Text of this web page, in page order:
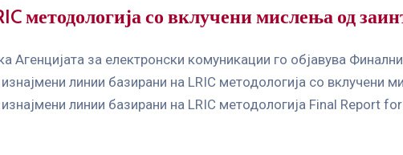
методологија со вклучени мислења од
Агенцијата за електронски комуникации го објавува
линии базирани на LRIC методологија со вклучени
линии базирани на LRIC методологија Final Report